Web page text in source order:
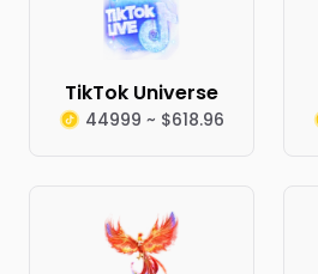
TikTok Universe
44999 ~ $618.96